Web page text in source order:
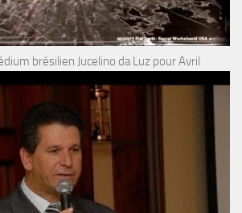
brésilien Jucelino da Luz pour Avril